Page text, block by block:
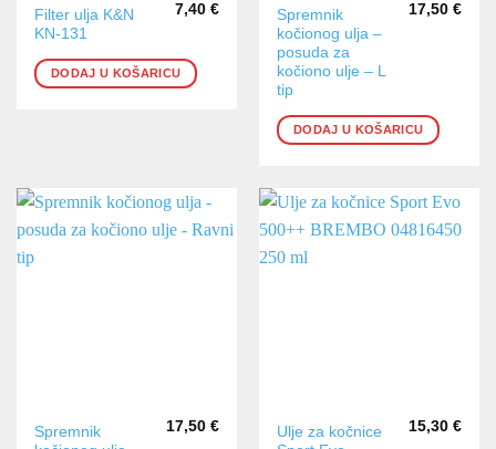
Filter ulja K&N
KN-131
7,40 €
DODAJ U KOŠARICU
Spremnik
kočionog ulja –
posuda za
kočiono ulje – L
tip
17,50 €
DODAJ U KOŠARICU
Spremnik
17,50 €
Ulje za kočnice
15,30 €